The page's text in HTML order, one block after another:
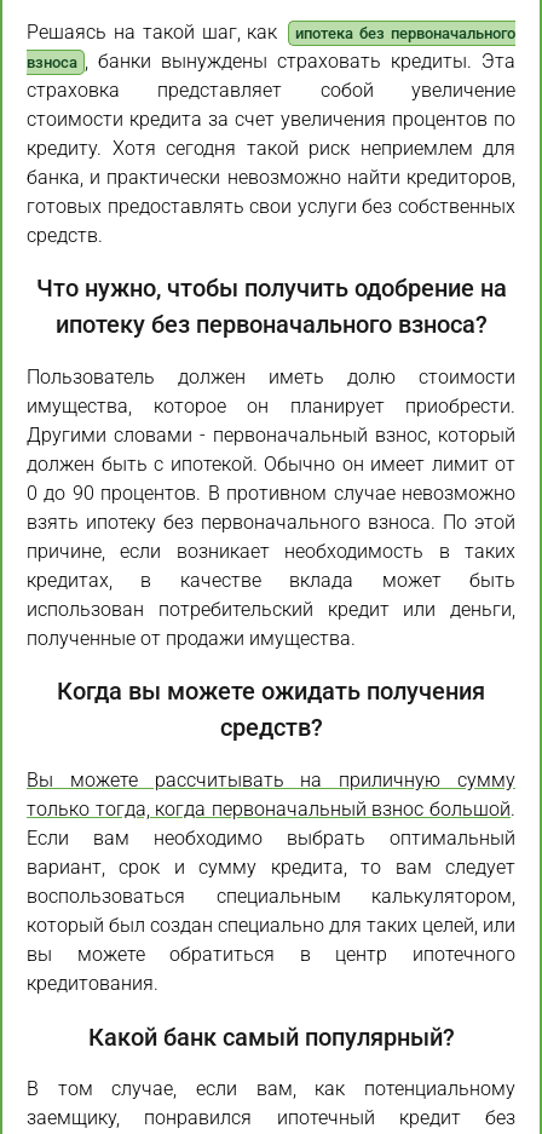
Решаясь на такой шаг, как
ипотека без первоначального
взноса
, банки вынуждены страховать кредиты. Эта
страховка представляет собой увеличение
стоимости кредита за счет увеличения процентов по
кредиту. Хотя сегодня такой риск неприемлем для
банка, и практически невозможно найти кредиторов,
готовых предоставлять свои услуги без собственных
средств.
Что нужно, чтобы получить одобрение на
ипотеку без первоначального взноса?
Пользователь должен иметь долю стоимости
имущества, которое он планирует приобрести.
Другими словами - первоначальный взнос, который
должен быть с ипотекой. Обычно он имеет лимит от
0 до 90 процентов. В противном случае невозможно
взять ипотеку без первоначального взноса. По этой
причине, если возникает необходимость в таких
кредитах, в качестве вклада может быть
использован потребительский кредит или деньги,
полученные от продажи имущества.
Когда вы можете ожидать получения
средств?
Вы можете рассчитывать на приличную сумму
только тогда, когда первоначальный взнос большой.
Если вам необходимо выбрать оптимальный
вариант, срок и сумму кредита, то вам следует
воспользоваться специальным калькулятором,
который был создан специально для таких целей, или
вы можете обратиться в центр ипотечного
кредитования.
Какой банк самый популярный?
В том случае, если вам, как потенциальному
заемщику, понравился ипотечный кредит без